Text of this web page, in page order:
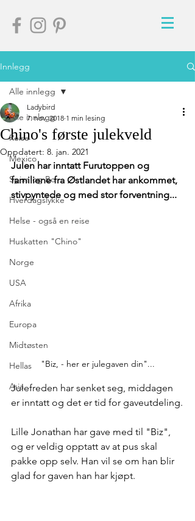
Innlegg
Alle innlegg
Reise
Mexico
Spise og Bo
Hverdagslykke
Helse - også en reise
Huskatten "Chino"
Norge
USA
Afrika
Europa
Midtøsten
Hellas
Asia
Alle innlegg
Chino's første julekveld
Ladybird
7. nov. 2018 1 min lesing
Oppdatert: 8. jan. 2021
Julen har inntatt Furutoppen og
familiene fra Østlandet har ankommet,
stivpyntede og med stor forventning...
"Biz, - her er julegaven din"...
Julefreden har senket seg, middagen
er inntatt og det er tid for gaveutdeling.
Lille Jonathan har gave med til "Biz",
og er veldig opptatt av at pus skal
pakke opp selv. Han vil se om han blir
glad for gaven han har kjøpt.